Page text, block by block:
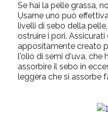
Se hai la pelle grassa,
Usarne uno può
livelli di sebo della
ostruire i pori.
appositamente creato
l'olio di semi d'uva, che
assorbire il sebo in
leggera che si assorbe